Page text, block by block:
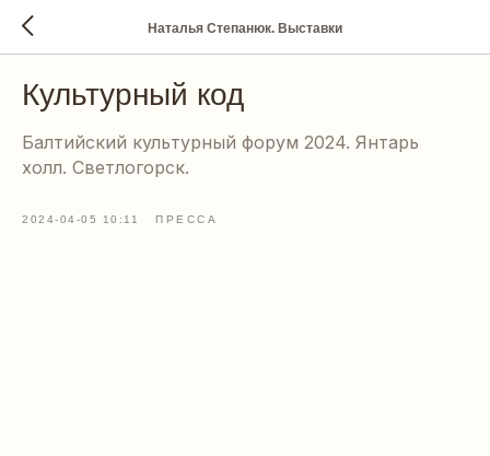
Наталья Степанюк. Выставки
Культурный код
Балтийский культурный форум 2024. Янтарь
холл. Светлогорск.
2024-04-05 10:11 ПРЕССА